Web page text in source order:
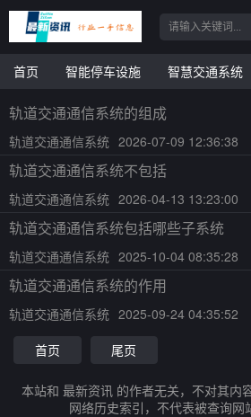
首页 智能停车设施 智慧交通系统
轨道交通通信系统的组成
轨道交通通信系统 2026-07-09 12:36:38
轨道交通通信系统不包括
轨道交通通信系统 2026-04-13 13:23:00
轨道交通通信系统包括哪些子系统
轨道交通通信系统 2025-10-04 08:35:28
轨道交通通信系统的作用
轨道交通通信系统 2025-09-24 04:35:52
首页
尾页
本站和 最新资讯 的作者无关，不对其内
网络历史索引，不代表被查询网